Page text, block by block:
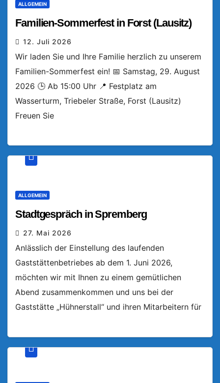
ALLGEMEIN
Familien-Sommerfest in Forst (Lausitz)
12. Juli 2026
Wir laden Sie und Ihre Familie herzlich zu unserem
Familien-Sommerfest ein! 📅 Samstag, 29. August
2026 🕒 Ab 15:00 Uhr 📍 Festplatz am
Wasserturm, Triebeler Straße, Forst (Lausitz)
Freuen Sie
ALLGEMEIN
Stadtgespräch in Spremberg
27. Mai 2026
Anlässlich der Einstellung des laufenden
Gaststättenbetriebes ab dem 1. Juni 2026,
möchten wir mit Ihnen zu einem gemütlichen
Abend zusammenkommen und uns bei der
Gaststätte „Hühnerstall“ und ihren Mitarbeitern für